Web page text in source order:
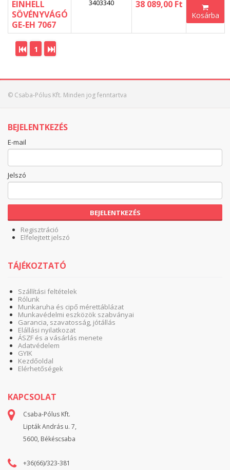
EINHELL
SÖVÉNYVÁGÓ
GE-EH 7067
3403340 38 089,00 Ft
Kosárba
1
© Csaba-Pólus Kft. Minden jog fenntartva
BEJELENTKEZÉS
E-mail
Jelszó
BEJELENTKEZÉS
Regisztráció
Elfelejtett jelszó
TÁJÉKOZTATÓ
Szállítási feltételek
Rólunk
Munkaruha és cipő mérettáblázat
Munkavédelmi eszközök szabványai
Garancia, szavatosság, jótállás
Elállási nyilatkozat
ÁSZF és a vásárlás menete
Adatvédelem
GYIK
Kezdőoldal
Elérhetőségek
KAPCSOLAT
Csaba-Pólus Kft.
Lipták András u. 7,
5600, Békéscsaba
+36(66)/323-381